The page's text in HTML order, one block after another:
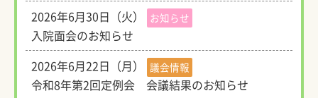
2026年6月30日（火）
お知らせ
入院面会のお知らせ
2026年6月22日（月）
議会情報
令和8年第2回定例会 会議結果のお知らせ